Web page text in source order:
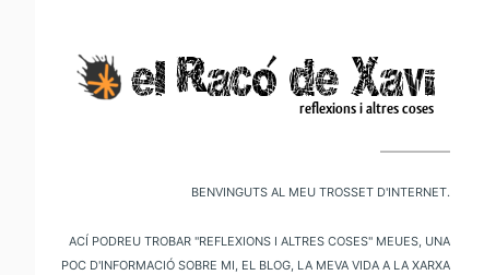
Benvinguts al meu trosset d'internet.
Ací podreu trobar "reflexions i altres coses" meues, una
poc d'informació sobre mi, el blog, la meva vida a la xarxa